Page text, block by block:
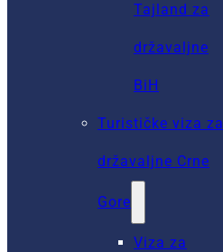
Tajland za
državaljne
BiH
Turističke viza za
državaljne Crne
Gore
Viza za